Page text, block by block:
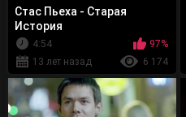
Стас Пьеха - Старая
История
4:54
97%
13 лет назад
6 174